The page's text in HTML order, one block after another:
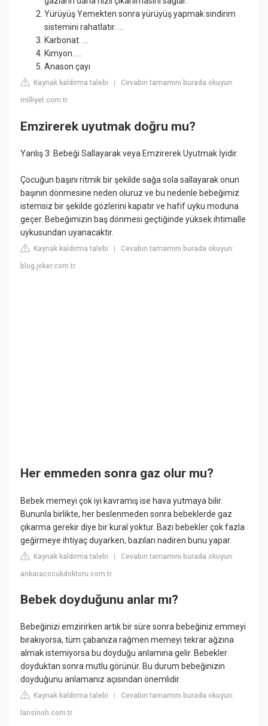
Yürüyüş Yemekten sonra yürüyüş yapmak sindirim
sistemini rahatlatır. ...
Karbonat. ...
Kimyon. ...
Anason çayı
Kaynak kaldırma talebi |Cevabın tamamını burada okuyun:
milliyet.com.tr
Emzirerek uyutmak doğru mu?
Yanlış 3: Bebeği Sallayarak veya Emzirerek Uyutmak İyidir.
Çocuğun başını ritmik bir şekilde sağa sola sallayarak onun
başının dönmesine neden oluruz ve bu nedenle bebeğimiz
istemsiz bir şekilde gözlerini kapatır ve hafif uyku moduna
geçer. Bebeğimizin baş dönmesi geçtiğinde yüksek ihtimalle
uykusundan uyanacaktır.
Kaynak kaldırma talebi |Cevabın tamamını burada okuyun:
blog.joker.com.tr
Her emmeden sonra gaz olur mu?
Bebek memeyi çok iyi kavramış ise hava yutmaya bilir.
Bununla birlikte, her beslenmeden sonra bebeklerde gaz
çıkarma gerekir diye bir kural yoktur. Bazı bebekler çok fazla
geğirmeye ihtiyaç duyarken, bazıları nadiren bunu yapar.
Kaynak kaldırma talebi |Cevabın tamamını burada okuyun:
ankaracocukdoktoru.com.tr
Bebek doyduğunu anlar mı?
Bebeğinizi emzirirken artık bir süre sonra bebeğiniz emmeyi
bırakıyorsa, tüm çabanıza rağmen memeyi tekrar ağzına
almak istemiyorsa bu doyduğu anlamına gelir. Bebekler
doyduktan sonra mutlu görünür. Bu durum bebeğinizin
doyduğunu anlamanız açısından önemlidir.
Kaynak kaldırma talebi |Cevabın tamamını burada okuyun:
lansinoh.com.tr